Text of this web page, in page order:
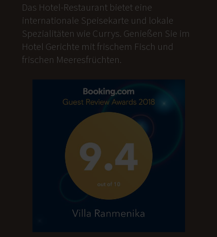
Das Hotel-Restaurant bietet eine
internationale Speisekarte und lokale
Spezialitäten wie Currys. Genießen Sie im
Hotel Gerichte mit frischem Fisch und
frischen Meeresfrüchten.